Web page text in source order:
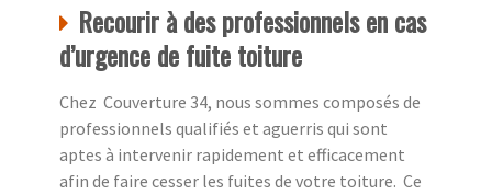
Recourir à des professionnels en cas
d’urgence de fuite toiture
Chez Couverture 34, nous sommes composés de
professionnels qualifiés et aguerris qui sont
aptes à intervenir rapidement et efficacement
afin de faire cesser les fuites de votre toiture. Ce